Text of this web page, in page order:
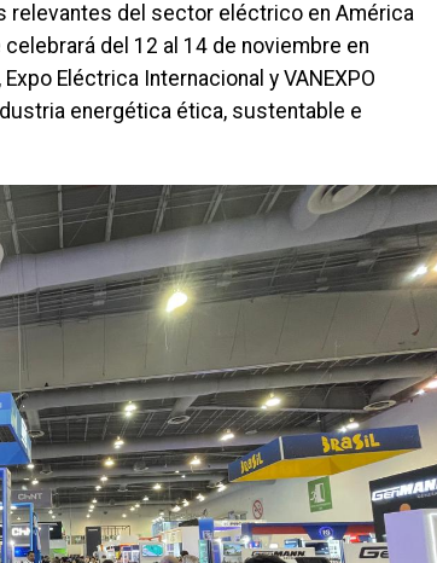
relevantes del sector eléctrico en América
del 12 al 14 de noviembre en
Eléctrica Internacional y VANEXPO
energética ética, sustentable e